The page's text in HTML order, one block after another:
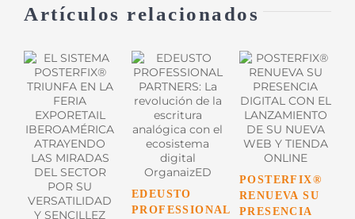
Artículos relacionados
EDEUSTO
PROFESSIONAL
POSTERFIX®
RENUEVA SU
PRESENCIA